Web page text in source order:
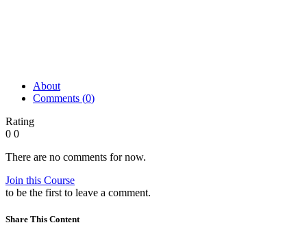
About
Comments (0)
Rating
0 0
There are no comments for now.
Join this Course
to be the first to leave a comment.
Share This Content